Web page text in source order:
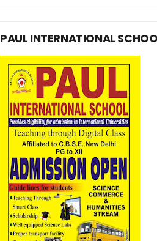
PAUL INTERNATIONAL